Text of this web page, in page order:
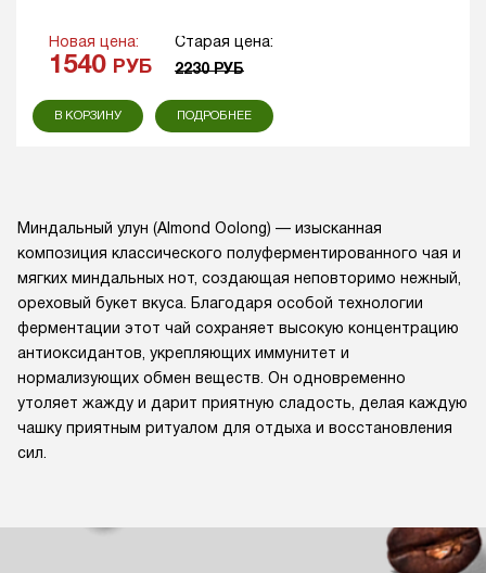
Новая цена:
1540 РУБ
Старая цена:
2230РУБ
В КОРЗИНУ ПОДРОБНЕЕ
Миндальный улун (Almond Oolong) — изысканная
композиция классического полуферментированного чая и
мягких миндальных нот, создающая неповторимо нежный,
ореховый букет вкуса. Благодаря особой технологии
ферментации этот чай сохраняет высокую концентрацию
антиоксидантов, укрепляющих иммунитет и
нормализующих обмен веществ. Он одновременно
утоляет жажду и дарит приятную сладость, делая каждую
чашку приятным ритуалом для отдыха и восстановления
сил.